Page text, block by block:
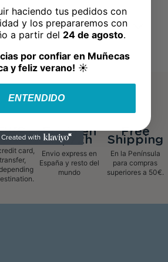
card,
Envío en
48/72h
Envio express en
España y resto del
mundo
Free
Shipping
En la Península
para compras
superiores a 50€.
haciendo tus pedidos con
y los prepararemos con
a partir del 24 de agosto.
por confiar en Muñecas
y feliz verano! ☀️
ENTENDIDO